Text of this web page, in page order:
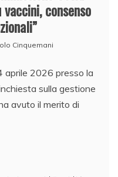
consenso
Cinquemani
aprile 2026 presso la
sulla gestione
avuto il merito di